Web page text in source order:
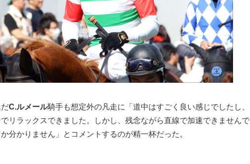
C.ルメール騎手も想定外の凡走に「道中はすごく良い感じでしたし、
リラックスできました。しかし、残念ながら直線で加速できませんで
分かりません」とコメントするのが精一杯だった。